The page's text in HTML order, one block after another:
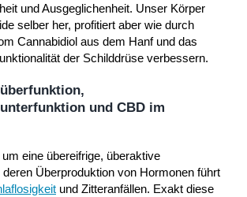
und Ausgeglichenheit. Unser Körper
selber her, profitiert aber wie durch
Cannabidiol aus dem Hanf und das
der Schilddrüse verbessern.
und CBD im
um eine übereifrige, überaktive
Überproduktion von Hormonen führt
und Zitteranfällen. Exakt diese